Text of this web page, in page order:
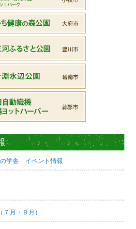
学舎 イベント情報
月・９月）